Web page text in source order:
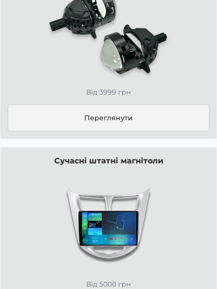
Від 3999 грн
Переглянути
Сучасні штатні магнітоли
Від 5000 грн